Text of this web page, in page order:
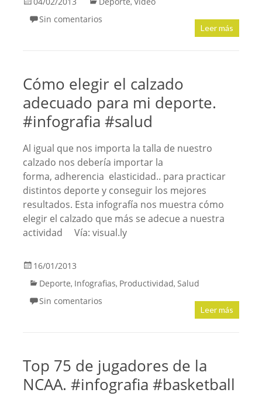
Sin comentarios
Leer más
Cómo elegir el calzado
adecuado para mi deporte.
#infografia #salud
Al igual que nos importa la talla de nuestro
calzado nos debería importar la
forma, adherencia elasticidad.. para practicar
distintos deporte y conseguir los mejores
resultados. Esta infografía nos muestra cómo
elegir el calzado que más se adecue a nuestra
actividad Vía: visual.ly
16/01/2013
Deporte, Infografias, Productividad, Salud
Sin comentarios
Leer más
Top 75 de jugadores de la
NCAA. #infografia #basketball